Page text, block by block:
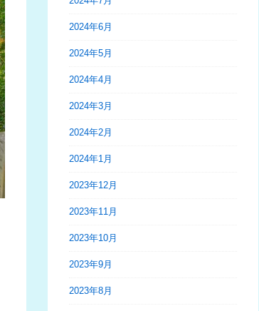
2024年6月
2024年5月
2024年4月
2024年3月
2024年2月
2024年1月
2023年12月
2023年11月
2023年10月
2023年9月
2023年8月